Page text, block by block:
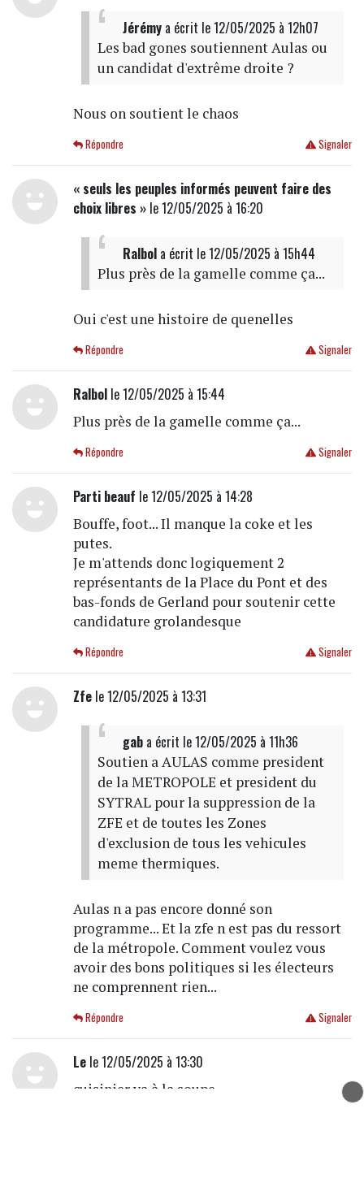
Jérémya écrit le 12/05/2025 à 12h07
Les bad gones soutiennent Aulas ou
un candidat d'extrême droite ?
Nous on soutient le chaos
Signaler
Répondre
« seuls les peuples informés peuvent faire des
choix libres »le 12/05/2025 à 16:20
Ralbola écrit le 12/05/2025 à 15h44
Plus près de la gamelle comme ça...
Oui c'est une histoire de quenelles
Signaler
Répondre
Ralbolle 12/05/2025 à 15:44
Plus près de la gamelle comme ça...
Signaler
Répondre
Parti beauf le 12/05/2025 à 14:28
Bouffe, foot... Il manque la coke et les
putes.
Je m'attends donc logiquement 2
représentants de la Place du Pont et des
bas-fonds de Gerland pour soutenir cette
candidature grolandesque
Signaler
Répondre
Zfele 12/05/2025 à 13:31
gaba écrit le 12/05/2025 à 11h36
Soutien a AULAS comme president
de la METROPOLE et president du
SYTRAL pour la suppression de la
ZFE et de toutes les Zones
d'exclusion de tous les vehicules
meme thermiques.
Aulas n a pas encore donné son
programme... Et la zfe n est pas du ressort
de la métropole. Comment voulez vous
avoir des bons politiques si les électeurs
ne comprennent rien...
Signaler
Répondre
Lele 12/05/2025 à 13:30
cuisinier va à la soupe.